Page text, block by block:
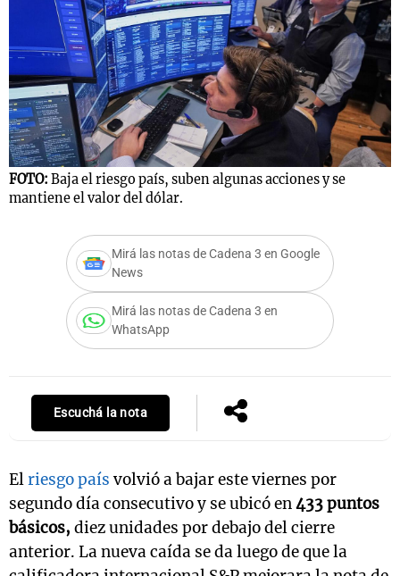
FOTO: Baja el riesgo país, suben algunas acciones y se
mantiene el valor del dólar.
Mirá las notas de Cadena 3 en Google
News
Mirá las notas de Cadena 3 en
WhatsApp
Escuchá la nota
Elriesgo país volvió a bajar este viernes por
segundo día consecutivo y se ubicó en433 puntos
básicos, diez unidades por debajo del cierre
anterior. La nueva caída se da luego de que la